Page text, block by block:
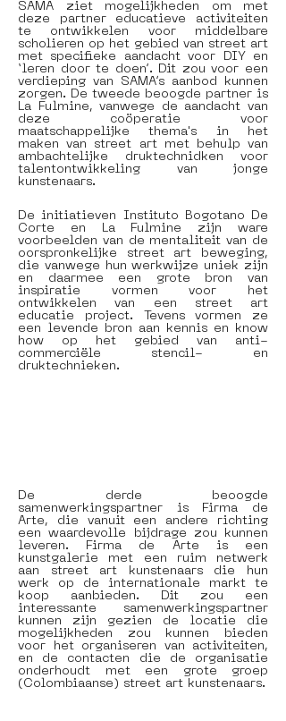
SAMA ziet mogelijkheden om met
deze partner educatieve activiteiten
te ontwikkelen voor middelbare
scholieren op het gebied van street art
met specifieke aandacht voor DIY en
‘leren door te doen’. Dit zou voor een
verdieping van SAMA’s aanbod kunnen
zorgen. De tweede beoogde partner is
La Fulmine, vanwege de aandacht van
deze coöperatie voor
maatschappelijke thema's in het
maken van street art met behulp van
ambachtelijke druktechnidken voor
talentontwikkeling van jonge
kunstenaars.
De initiatieven Instituto Bogotano De
Corte en La Fulmine zijn ware
voorbeelden van de mentaliteit van de
oorspronkelijke street art beweging,
die vanwege hun werkwijze uniek zijn
en daarmee een grote bron van
inspiratie vormen voor het
ontwikkelen van een street art
educatie project. Tevens vormen ze
een levende bron aan kennis en know
how op het gebied van anti-
commerciële stencil- en
druktechnieken.
De derde beoogde
samenwerkingspartner is Firma de
Arte, die vanuit een andere richting
een waardevolle bijdrage zou kunnen
leveren. Firma de Arte is een
kunstgalerie met een ruim netwerk
aan street art kunstenaars die hun
werk op de internationale markt te
koop aanbieden. Dit zou een
interessante samenwerkingspartner
kunnen zijn gezien de locatie die
mogelijkheden zou kunnen bieden
voor het organiseren van activiteiten,
en de contacten die de organisatie
onderhoudt met een grote groep